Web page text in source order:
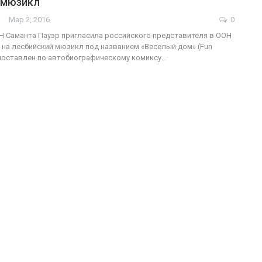
Мар 2, 2016
0
Пауэр пригласила российского представителя в ООН
на лесбийский мюзикл под названием «Веселый дом» (Fun
по автобиографическому комиксу…
ФОТО